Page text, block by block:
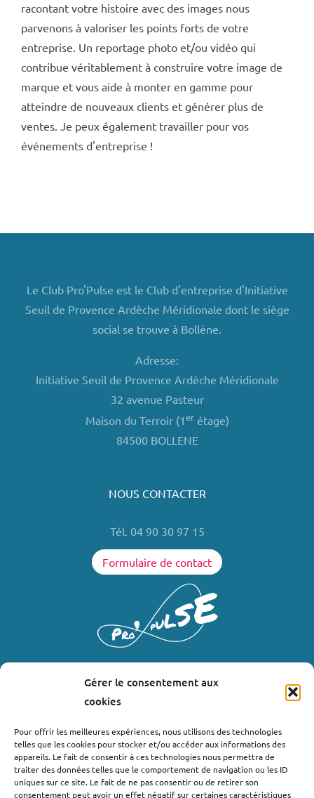
Gérer le consentement aux
cookies
Pour offrir les meilleures expériences, nous utilisons des technologies
telles que les cookies pour stocker et/ou accéder aux informations des
appareils. Le fait de consentir à ces technologies nous permettra de
traiter des données telles que le comportement de navigation ou les ID
uniques sur ce site. Le fait de ne pas consentir ou de retirer son
consentement peut avoir un effet négatif sur certaines caractéristiques
racontant votre histoire avec des images nous
parvenons à valoriser les points forts de votre
entreprise. Un reportage photo et/ou vidéo qui
contribue véritablement à construire votre image de
marque et vous aide à monter en gamme pour
atteindre de nouveaux clients et générer plus de
ventes. Je peux également travailler pour vos
événements d'entreprise !
Le Club Pro'Pulse est le Club d'entreprise d'Initiative
Seuil de Provence Ardèche Méridionale dont le siège
social se trouve à Bollène.
Adresse:
Initiative Seuil de Provence Ardèche Méridionale
32 avenue Pasteur
Maison du Terroir (1erétage)
84500 BOLLENE
NOUS CONTACTER
Tél. 04 90 30 97 15
Formulaire de contact
Où nous trouver ?
Bollène
Nyons
Valréas